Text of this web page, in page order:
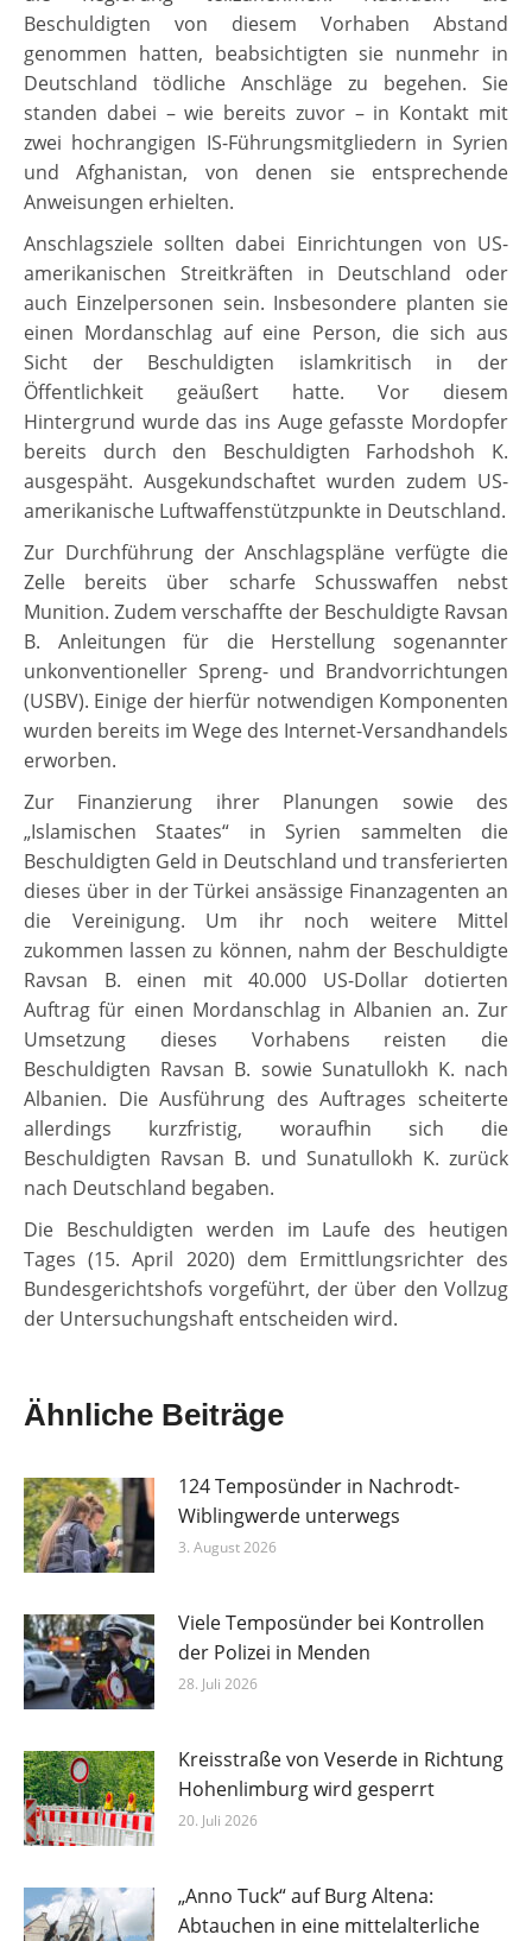
Beschuldigten von diesem Vorhaben Abstand
genommen hatten, beabsichtigten sie nunmehr in
Deutschland tödliche Anschläge zu begehen. Sie
standen dabei – wie bereits zuvor – in Kontakt mit
zwei hochrangigen IS-Führungsmitgliedern in Syrien
und Afghanistan, von denen sie entsprechende
Anweisungen erhielten.
Anschlagsziele sollten dabei Einrichtungen von US-
amerikanischen Streitkräften in Deutschland oder
auch Einzelpersonen sein. Insbesondere planten sie
einen Mordanschlag auf eine Person, die sich aus
Sicht der Beschuldigten islamkritisch in der
Öffentlichkeit geäußert hatte. Vor diesem
Hintergrund wurde das ins Auge gefasste Mordopfer
bereits durch den Beschuldigten Farhodshoh K.
ausgespäht. Ausgekundschaftet wurden zudem US-
amerikanische Luftwaffenstützpunkte in Deutschland.
Zur Durchführung der Anschlagspläne verfügte die
Zelle bereits über scharfe Schusswaffen nebst
Munition. Zudem verschaffte der Beschuldigte Ravsan
B. Anleitungen für die Herstellung sogenannter
unkonventioneller Spreng- und Brandvorrichtungen
(USBV). Einige der hierfür notwendigen Komponenten
wurden bereits im Wege des Internet-Versandhandels
erworben.
Zur Finanzierung ihrer Planungen sowie des
„Islamischen Staates“ in Syrien sammelten die
Beschuldigten Geld in Deutschland und transferierten
dieses über in der Türkei ansässige Finanzagenten an
die Vereinigung. Um ihr noch weitere Mittel
zukommen lassen zu können, nahm der Beschuldigte
Ravsan B. einen mit 40.000 US-Dollar dotierten
Auftrag für einen Mordanschlag in Albanien an. Zur
Umsetzung dieses Vorhabens reisten die
Beschuldigten Ravsan B. sowie Sunatullokh K. nach
Albanien. Die Ausführung des Auftrages scheiterte
allerdings kurzfristig, woraufhin sich die
Beschuldigten Ravsan B. und Sunatullokh K. zurück
nach Deutschland begaben.
Die Beschuldigten werden im Laufe des heutigen
Tages (15. April 2020) dem Ermittlungsrichter des
Bundesgerichtshofs vorgeführt, der über den Vollzug
der Untersuchungshaft entscheiden wird.
Ähnliche Beiträge
124 Temposünder in Nachrodt-
Wiblingwerde unterwegs
3. August 2026
Viele Temposünder bei Kontrollen
der Polizei in Menden
28. Juli 2026
Kreisstraße von Veserde in Richtung
Hohenlimburg wird gesperrt
20. Juli 2026
„Anno Tuck“ auf Burg Altena:
Abtauchen in eine mittelalterliche